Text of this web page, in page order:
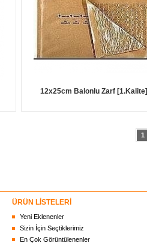
12x25cm Balonlu Zarf [1.Kalite]
1
ÜRÜN LİSTELERİ
Yeni Eklenenler
Sizin İçin Seçtiklerimiz
En Çok Görüntülenenler